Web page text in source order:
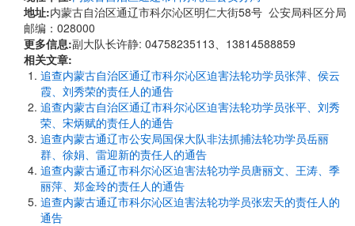
地址:内蒙古自治区通辽市科尔沁区明仁大街58号 公安局科区分局
邮编：028000
更多信息:副大队长许静: 04758235113、13814588859
相关文章:
追查内蒙古自治区通辽市科尔沁区迫害法轮功学员张萍、侯云
霞、刘秀荣的责任人的通告
追查内蒙古自治区通辽市科尔沁区迫害法轮功学员张平、刘秀
荣、宋炳赋的责任人的通告
追查内蒙古通辽市公安局国保大队非法抓捕法轮功学员岳丽
群、徐娟、雷迎新的责任人的通告
追查内蒙古通辽市科尔沁区迫害法轮功学员唐丽文、王涛、季
丽萍、郑金玲的责任人的通告
追查内蒙古通辽市科尔沁区迫害法轮功学员张宏天的责任人的
通告